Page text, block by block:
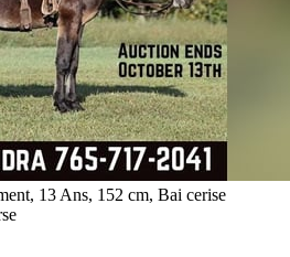
13 Ans, 152 cm, Bai cerise